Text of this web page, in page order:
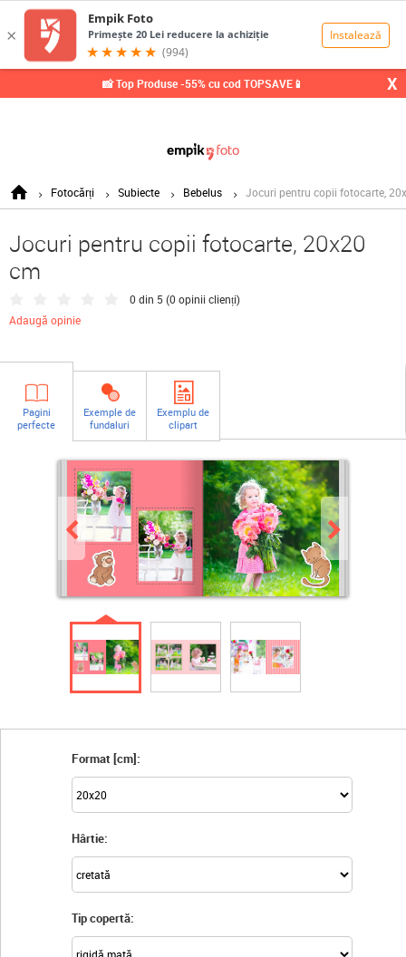
📸 Top Produse -55% cu cod TOPSAVE📱 X
Fotocărți Subiecte Bebelus Jocuri pentru copii fotocarte,
Jocuri pentru copii fotocarte, 20x20
cm
0 din 5 (0 opinii clienți)
Adaugă opinie
Pagini
perfecte
Exemple de
fundaluri
Exemplu de
clipart
Format [cm]:
Hârtie:
Tip copertă: